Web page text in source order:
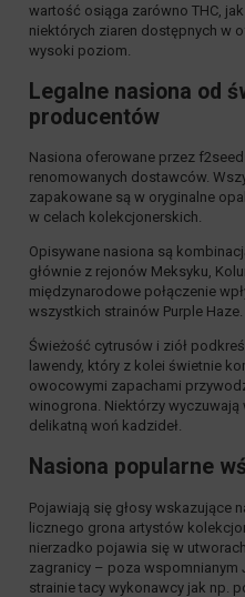
wartość osiąga zarówno THC,
niektórych ziaren dostępnych w
wysoki poziom.
Legalne nasiona od
producentów
Nasiona oferowane przez
renomowanych dostawców.
zapakowane są w oryginalne
w celach kolekcjonerskich.
Opisywane nasiona są
głównie z rejonów Meksyku,
międzynarodowe połączenie
wszystkich strainów Purple Haze.
Świeżość cytrusów i ziół
lawendy, który z kolei świetnie
owocowymi zapachami
winogrona. Niektórzy
delikatną woń kadzideł.
Nasiona popularne
Pojawiają się głosy wskazujące
licznego grona artystów
nierzadko pojawia się w
zagranicy – poza wspomnianym
strainie tacy wykonawcy jak np.